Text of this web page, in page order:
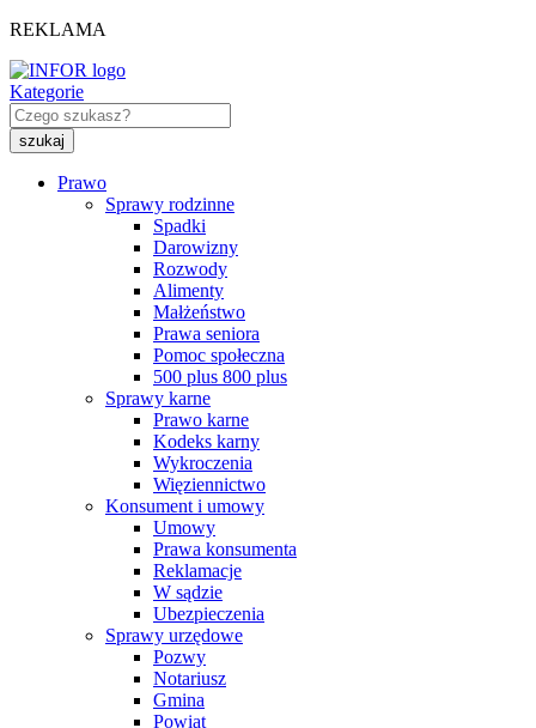
REKLAMA
Kategorie
Prawo
Sprawy rodzinne
Spadki
Darowizny
Rozwody
Alimenty
Małżeństwo
Prawa seniora
Pomoc społeczna
500 plus 800 plus
Sprawy karne
Prawo karne
Kodeks karny
Wykroczenia
Więziennictwo
Konsument i umowy
Umowy
Prawa konsumenta
Reklamacje
W sądzie
Ubezpieczenia
Sprawy urzędowe
Pozwy
Notariusz
Gmina
Powiat